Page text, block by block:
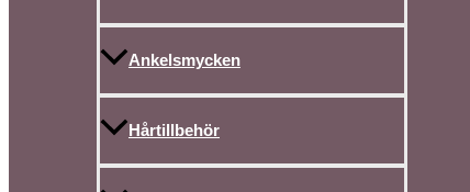
Ankelsmycken
Hårtillbehör